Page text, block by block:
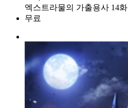
엑스트라물의 가출용사 14화
무료